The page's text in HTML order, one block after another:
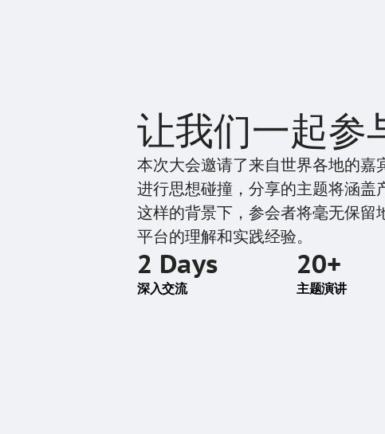
让我们一起
本次大会邀请了来自世界各地的嘉
进行思想碰撞，分享的主题将涵
这样的背景下，参会者将毫无保留
平台的理解和实践经验。
2 Days
深入交流
20+
主题演讲